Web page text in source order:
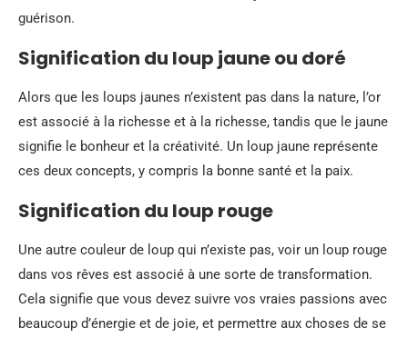
guérison.
Signification du loup jaune ou doré
Alors que les loups jaunes n’existent pas dans la nature, l’or
est associé à la richesse et à la richesse, tandis que le jaune
signifie le bonheur et la créativité. Un loup jaune représente
ces deux concepts, y compris la bonne santé et la paix.
Signification du loup rouge
Une autre couleur de loup qui n’existe pas, voir un loup rouge
dans vos rêves est associé à une sorte de transformation.
Cela signifie que vous devez suivre vos vraies passions avec
beaucoup d’énergie et de joie, et permettre aux choses de se